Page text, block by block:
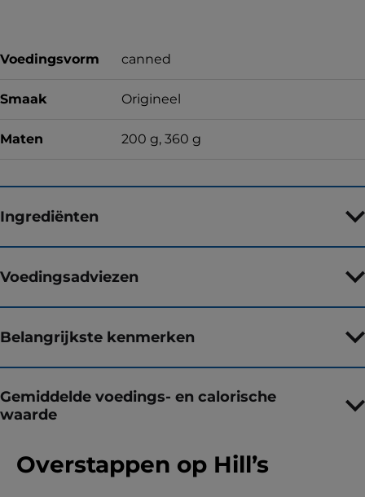
Voedingsvorm canned
Smaak Origineel
Maten 200 g, 360 g
Ingrediënten
Voedingsadviezen
Belangrijkste kenmerken
Gemiddelde voedings- en calorische
waarde
Overstappen op Hill’s